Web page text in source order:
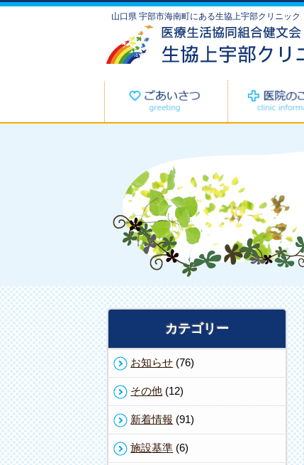
山口県 宇部市海南町にある生協上宇部クリニック
カテゴリー
お知らせ (76)
その他 (12)
新着情報 (91)
施設基準 (6)